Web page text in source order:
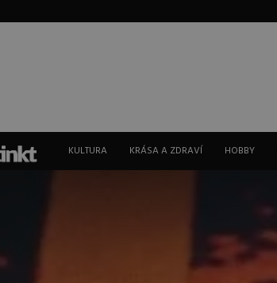
Instinkt
KULTURA KRÁSA A ZDRAVÍ HOBBY